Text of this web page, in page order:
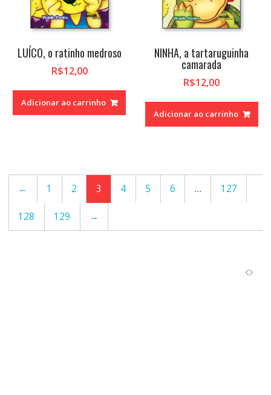
LUÍCO, o ratinho medroso
R$12,00
Adicionar ao carrinho
NINHA, a tartaruguinha
camarada
R$12,00
Adicionar ao carrinho
← 1 2 3 4 5 6 … 127
128 129 →